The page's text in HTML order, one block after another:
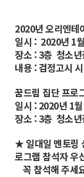
2020년 오리엔테
일시 : 2020년 1
장소 : 3층 청소
내용 : 검정고시
꿈드림 집단 프로
일시 : 2020년 1
장소 : 3층 청소
★ 일대일 멘토링
로그램 참석자 우
꼭 참석해 주세